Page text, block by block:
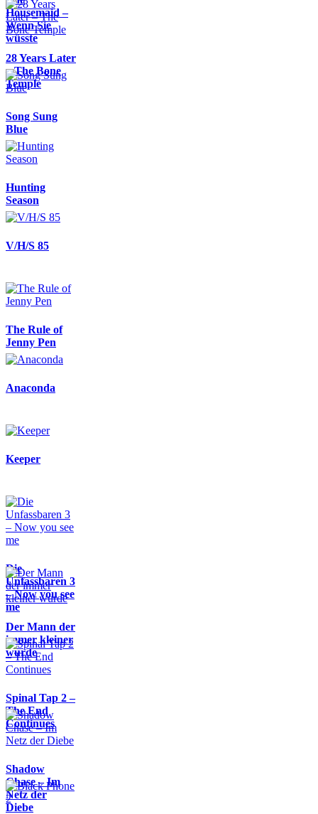
Housemaid –
Wenn Sie
wüsste
28 Years Later
– The Bone
Temple
Song Sung
Blue
Hunting
Season
V/H/S 85
The Rule of
Jenny Pen
Anaconda
Keeper
Die
Unfassbaren 3
– Now you see
me
Der Mann der
immer kleiner
wurde
Spinal Tap 2 –
The End
Continues
Shadow
Chase – Im
Netz der
Diebe